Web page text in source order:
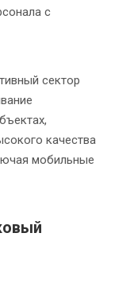
с
сектор
качества
мобильные